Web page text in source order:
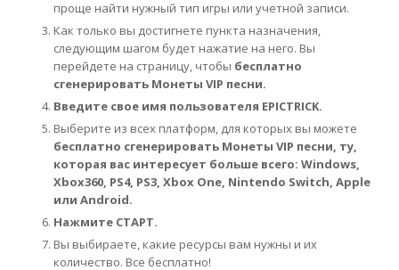
проще найти нужный тип игры или учетной записи.
Как только вы достигнете пункта назначения,
следующим шагом будет нажатие на него. Вы
перейдете на страницу, чтобы бесплатно
сгенерировать Монеты VIP песни.
Введите свое имя пользователя EPICTRICK.
Выберите из всех платформ, для которых вы можете
бесплатно сгенерировать Монеты VIP песни, ту,
которая вас интересует больше всего: Windows,
Xbox360, PS4, PS3, Xbox One, Nintendo Switch, Apple
или Android.
Нажмите СТАРТ.
Вы выбираете, какие ресурсы вам нужны и их
количество. Все бесплатно!